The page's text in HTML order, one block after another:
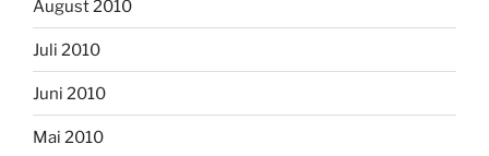
August 2010
Juli 2010
Juni 2010
Mai 2010